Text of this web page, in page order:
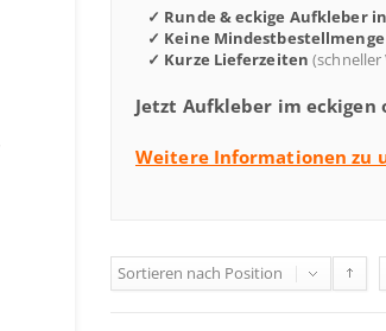
✓ Runde & eckige Aufkleber
✓ Keine Mindestbestellmenge
✓ Kurze Lieferzeiten (schneller
Jetzt Aufkleber im
Weitere Informationen zu
Sortieren nach Position